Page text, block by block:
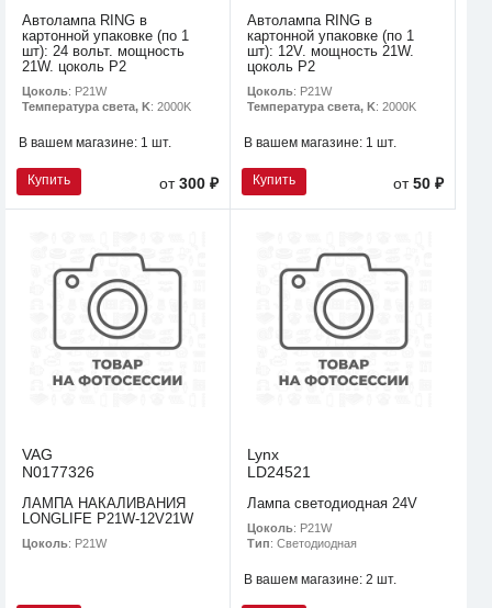
Автолампа RING в
картонной упаковке (по 1
шт): 24 вольт. мощность
21W. цоколь P2
Цоколь: P21W
Температура света, K: 2000K
В вашем магазине: 1 шт.
Купить от300 ₽
Автолампа RING в
картонной упаковке (по 1
шт): 12V. мощность 21W.
цоколь P2
Цоколь: P21W
Температура света, K: 2000K
В вашем магазине: 1 шт.
Купить от50 ₽
VAG
N0177326
ЛАМПА НАКАЛИВАНИЯ
LONGLIFE P21W-12V21W
Цоколь: P21W
Lynx
LD24521
Лампа светодиодная 24V
Цоколь: P21W
Тип: Светодиодная
В вашем магазине: 2 шт.